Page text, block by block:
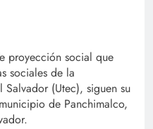
proyección social que
sociales de la
Salvador (Utec), siguen su
de Panchimalco,